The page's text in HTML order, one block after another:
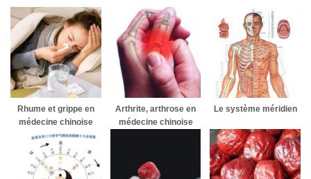
Rhume et grippe en
médecine chinoise
Arthrite, arthrose en
médecine chinoise
Le système méridien